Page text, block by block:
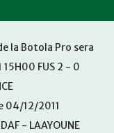
la Botola Pro sera
FUS 2 - 0
04/12/2011
- LAAYOUNE